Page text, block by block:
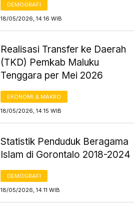
DEMOGRAFI
18/05/2026, 14:16 WIB
Realisasi Transfer ke Daerah
(TKD) Pemkab Maluku
Tenggara per Mei 2026
EKONOMI & MAKRO
18/05/2026, 14:15 WIB
Statistik Penduduk Beragama
Islam di Gorontalo 2018-2024
DEMOGRAFI
18/05/2026, 14:11 WIB